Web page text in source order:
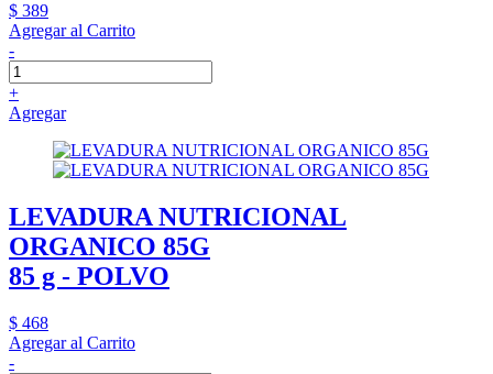
$ 389
Agregar al Carrito
-
+
Agregar
LEVADURA NUTRICIONAL
ORGANICO 85G
85 g - POLVO
$ 468
Agregar al Carrito
-